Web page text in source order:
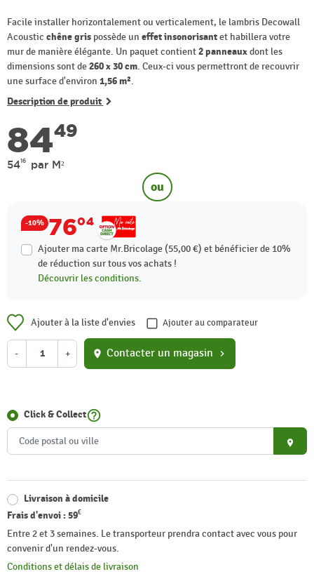
Facile installer horizontalement ou verticalement, le lambris Decowall
Acoustic chêne gris possède un effet insonorisantet habillera votre
mur de manière élégante. Un paquet contient2 panneauxdont les
dimensions sont de260 x 30 cm. Ceux-ci vous permettront de recouvrir
une surface d'environ 1,56 m².
Description de produit
8449
5416 par M²
ou
-10% 7604
Ajouter ma carte Mr.Bricolage (55,00 €) et bénéficier de 10%
de réduction sur tous vos achats !
Découvrir les conditions.
Ajouter à la liste d'envies Ajouter au comparateur
- + location_on Contacter un magasin chevron_right
Click & Collecthelp_outline
place
Livraison à domicile
Frais d'envoi :59€
Entre 2 et 3 semaines. Le transporteur prendra contact avec vous pour
convenir d'un rendez-vous.
Conditions et délais de livraison